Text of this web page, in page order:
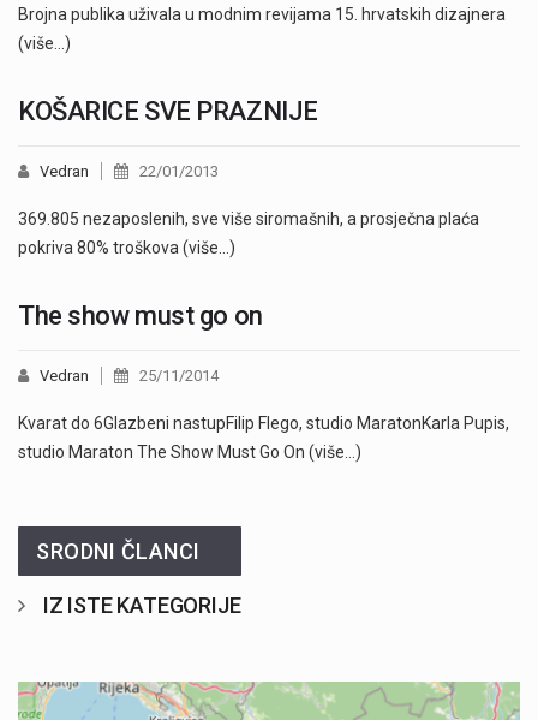
Brojna publika uživala u modnim revijama 15. hrvatskih dizajnera
(više…)
KOŠARICE SVE PRAZNIJE
Vedran 22/01/2013
369.805 nezaposlenih, sve više siromašnih, a prosječna plaća
pokriva 80% troškova (više…)
The show must go on
Vedran 25/11/2014
Kvarat do 6Glazbeni nastupFilip Flego, studio MaratonKarla Pupis,
studio Maraton The Show Must Go On (više…)
SRODNI ČLANCI
IZ ISTE KATEGORIJE